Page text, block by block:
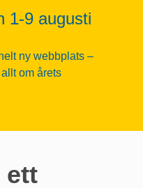
1-9 augusti
ny webbplats –
om årets
ett